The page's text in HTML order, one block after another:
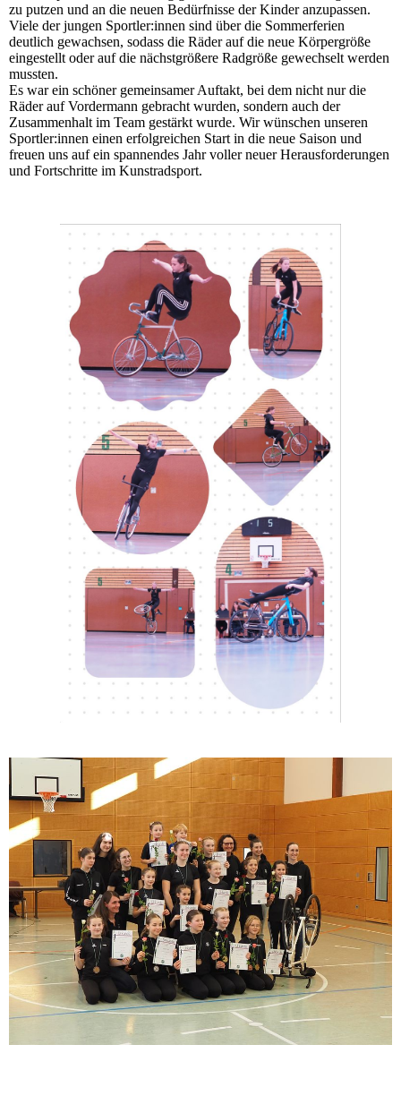
zu putzen und an die neuen Bedürfnisse der Kinder anzupassen.
Viele der jungen Sportler:innen sind über die Sommerferien
deutlich gewachsen, sodass die Räder auf die neue Körpergröße
eingestellt oder auf die nächstgrößere Radgröße gewechselt werden
mussten.
Es war ein schöner gemeinsamer Auftakt, bei dem nicht nur die
Räder auf Vordermann gebracht wurden, sondern auch der
Zusammenhalt im Team gestärkt wurde. Wir wünschen unseren
Sportler:innen einen erfolgreichen Start in die neue Saison und
freuen uns auf ein spannendes Jahr voller neuer Herausforderungen
und Fortschritte im Kunstradsport.